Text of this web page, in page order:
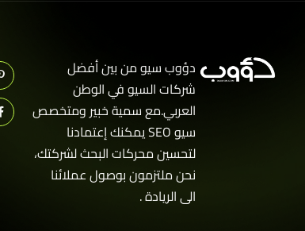
دؤوب سيو من بين أفضل
شركات السيو في الوطن
العربي.مع سمية خبير ومتخصص
سيو SEO يمكنك إعتمادنا
لتحسين محركات البحث لشركتك،
نحن ملتزمون بوصول عملائنا
الى الريادة .